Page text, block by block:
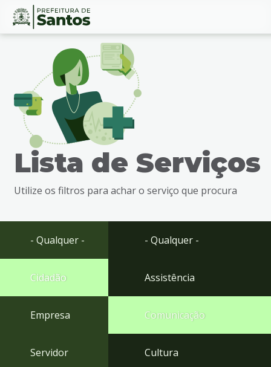
Ir
busca
Ir
rodapé
Conteúdo
Lista de Serviços
Utilize os filtros para achar o serviço que procura
- Qualquer -
Cidadão
Empresa
Servidor
- Qualquer -
Assistência
Comunicação
Cultura